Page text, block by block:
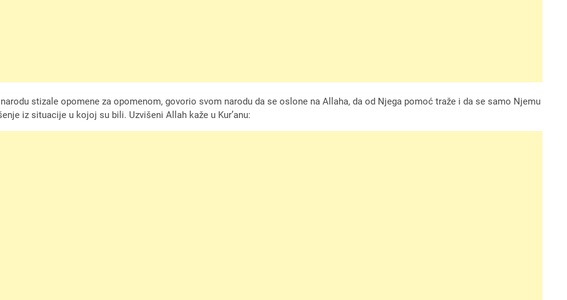
stizale opomene za opomenom, govorio svom narodu da se oslone na Allaha, da od Njega pomoć traže i da se samo Njemu
iz situacije u kojoj su bili. Uzvišeni Allah kaže u Kur’anu: